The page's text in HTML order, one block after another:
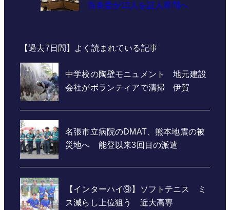
百条委が10人を証人尋問へ
【過去7日間】よく読まれている記事